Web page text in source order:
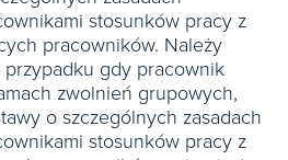
stosunków pracy z
pracowników. Należy
gdy pracownik
zwolnień grupowych,
o szczególnych zasadach
stosunków pracy z